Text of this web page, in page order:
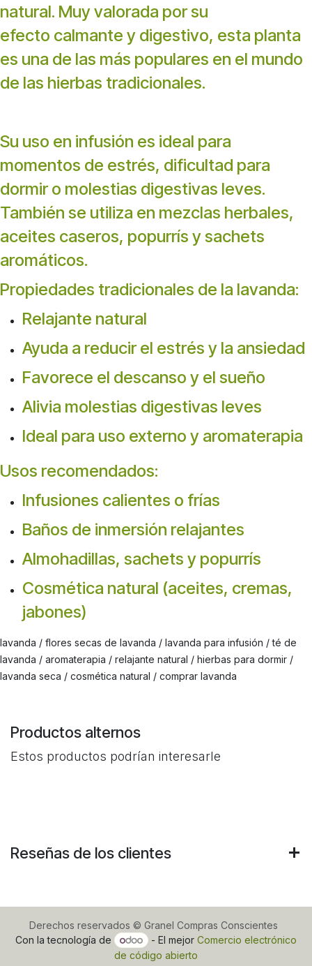
natural. Muy valorada por su
efecto calmante y digestivo, esta planta
es una de las más populares en el mundo
de las hierbas tradicionales.
Su uso en infusión es ideal para
momentos de estrés, dificultad para
dormir o molestias digestivas leves.
También se utiliza en mezclas herbales,
aceites caseros, popurrís y sachets
aromáticos.
Propiedades tradicionales de la lavanda:
Relajante natural
Ayuda a reducir el estrés y la ansiedad
Favorece el descanso y el sueño
Alivia molestias digestivas leves
Ideal para uso externo y aromaterapia
Usos recomendados:
Infusiones calientes o frías
Baños de inmersión relajantes
Almohadillas, sachets y popurrís
Cosmética natural (aceites, cremas,
jabones)
lavanda / flores secas de lavanda / lavanda para infusión / té de
lavanda / aromaterapia / relajante natural / hierbas para dormir /
lavanda seca / cosmética natural / comprar lavanda
Productos alternos
Estos productos podrían interesarle
Reseñas de los clientes
Derechos reservados © Granel Compras Conscientes
Con la tecnología de
- El mejor Comercio electrónico
de código abierto